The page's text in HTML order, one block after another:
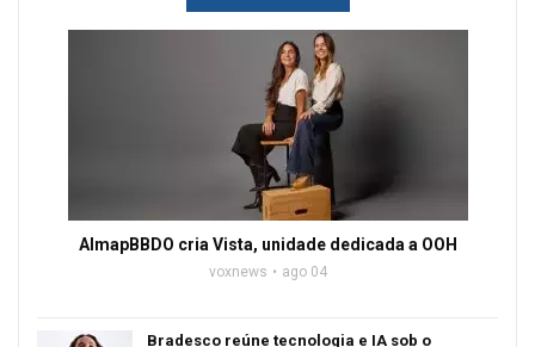
AlmapBBDO cria Vista, unidade dedicada a OOH
voxnews ago 04
Bradesco reúne tecnologia e IA sob o